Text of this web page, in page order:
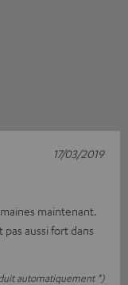
maintenant.
aussi fort dans
automatiquement *)
17/03/2019